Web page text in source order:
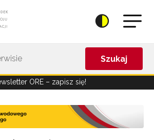
Szukaj
ORE – zapisz się!